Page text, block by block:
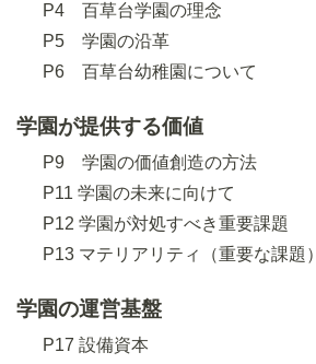
P4 百草台学園の理念
P5 学園の沿革
P6 百草台幼稚園について
学園が提供する価値
P9 学園の価値創造の方法
P11 学園の未来に向けて
P12 学園が対処すべき重要課題
P13 マテリアリティ（重要な課題）
学園の運営基盤
P17 設備資本